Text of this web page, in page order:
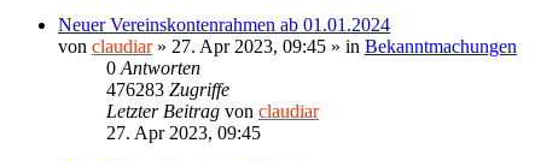
Neuer Vereinskontenrahmen ab 01.01.2024
von claudiar» 27. Apr 2023, 09:45 » in Bekanntmachungen
0 Antworten
476283 Zugriffe
Letzter Beitrag von claudiar
27. Apr 2023, 09:45